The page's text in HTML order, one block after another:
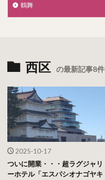
鶴舞
西区 の最新記事8件
2025-10-17
ついに開業・・・超ラグジャリ
ーホテル「エスパシオナゴヤキ